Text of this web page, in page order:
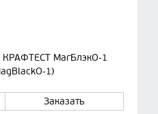
КРАФТЕСТ МагБлэкО-1
1)
Заказать